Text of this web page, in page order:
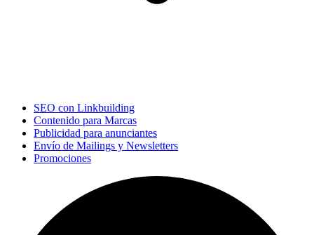
SEO con Linkbuilding
Contenido para Marcas
Publicidad para anunciantes
Envío de Mailings y Newsletters
Promociones